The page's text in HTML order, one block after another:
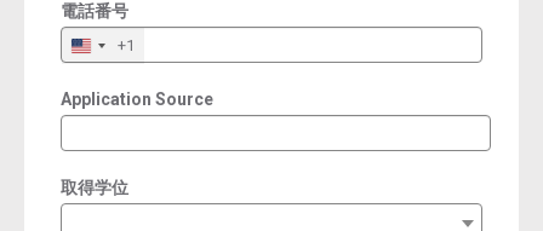
電話番号
+1
Application Source
取得学位